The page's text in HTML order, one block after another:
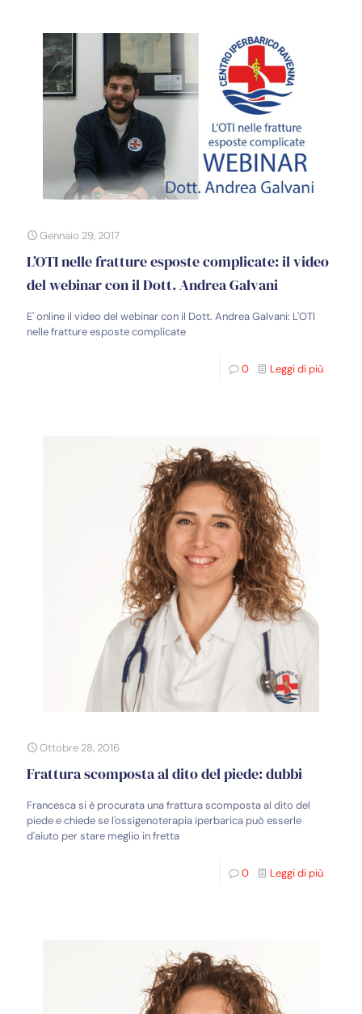
Gennaio 29, 2017
L’OTI nelle fratture esposte complicate: il video
del webinar con il Dott. Andrea Galvani
E' online il video del webinar con il Dott. Andrea Galvani: L'OTI
nelle fratture esposte complicate
0 Leggi di più
Ottobre 28, 2016
Frattura scomposta al dito del piede: dubbi
Francesca si è procurata una frattura scomposta al dito del
piede e chiede se l'ossigenoterapia iperbarica può esserle
d'aiuto per stare meglio in fretta
0 Leggi di più